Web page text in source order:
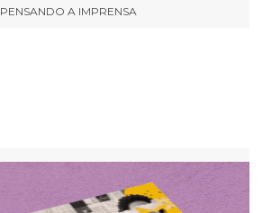
PENSANDO A IMPRENSA